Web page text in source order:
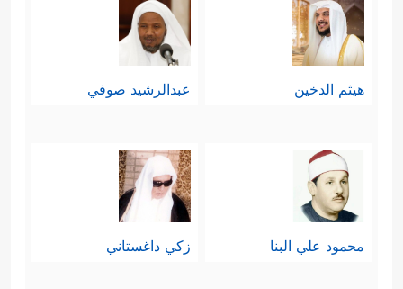
هيثم الدخين عبدالرشيد صوفي
محمود علي البنا زكي داغستاني